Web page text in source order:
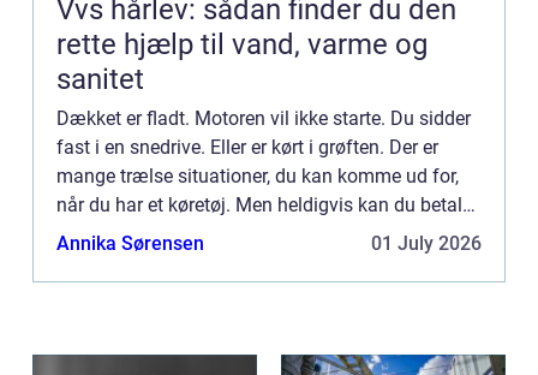
Vvs hårlev: sådan finder du den
rette hjælp til vand, varme og
sanitet
Dækket er fladt. Motoren vil ikke starte. Du sidder
fast i en snedrive. Eller er kørt i grøften. Der er
mange trælse situationer, du kan komme ud for,
når du har et køretøj. Men heldigvis kan du betale
dig ud af problemerne. Den bedste måde at gøre
Annika Sørensen 01 July 2026